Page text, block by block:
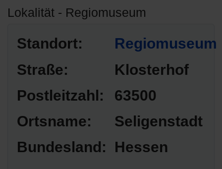
Lokalität - Regiomuseum
Standort:
Regiomuseum
Straße:
Klosterhof
Postleitzahl:
63500
Ortsname:
Seligenstadt
Bundesland:
Hessen